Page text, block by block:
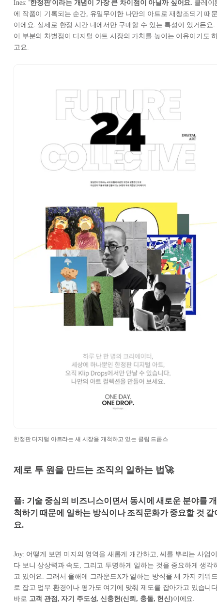
Ines: '한정판'이라는 개념이 가장 큰 차이점이 아닐까 싶어요. 클레이
에 작품이 기록되는 순간, 유일무이한 나만의 아트로 재창조되기 때
이에요. 실제로 한정 시간 내에서만 구매할 수 있는 특성이 있거든요.
이 부분의 차별점이 디지털 아트 시장의 가치를 높이는 이유이기도
고요.
한정판 디지털 아트라는 새 시장을 개척하고 있는 클립 드롭스
제로 투 원을 만드는 조직의 일하는 법🚀
플: 기술 중심의 비즈니스이면서 동시에 새로운 분야를 개
척하기 때문에 일하는 방식이나 조직문화가 중요할 것 같
요.
Joy: 어떻게 보면 미지의 영역을 새롭게 개간하고, 씨를 뿌리는 사업이
다 보니 상상력과 속도, 그리고 투명하게 일하는 것을 중요하게 생각
고 있어요. 그래서 올해에 그라운드X가 일하는 방식을 세 가지 키워
로 잡고 업무 환경이나 평가도 여기에 맞춰 제도를 잡아가고 있습니
바로 고객 관점, 자기 주도성, 신충헌(신뢰, 충돌, 헌신)이에요.